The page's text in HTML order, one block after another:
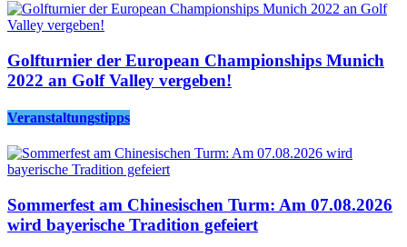
Golfturnier der European Championships Munich
2022 an Golf Valley vergeben!
Veranstaltungstipps
Sommerfest am Chinesischen Turm: Am 07.08.2026
wird bayerische Tradition gefeiert